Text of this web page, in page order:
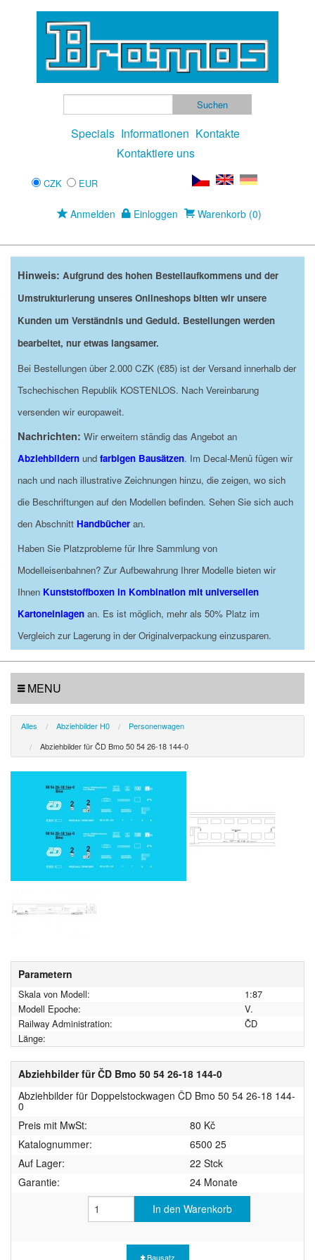
Specials Informationen Kontakte
Kontaktiere uns
CZK EUR
Anmelden Einloggen Warenkorb (0)
Hinweis: Aufgrund des hohen Bestellaufkommens und der
Umstrukturierung unseres Onlineshops bitten wir unsere
Kunden um Verständnis und Geduld. Bestellungen werden
bearbeitet, nur etwas langsamer.
Bei Bestellungen über 2.000 CZK (€85) ist der Versand innerhalb der
Tschechischen Republik KOSTENLOS. Nach Vereinbarung
versenden wir europaweit.
Nachrichten: Wir erweitern ständig das Angebot an
Abziehbildern und farbigen Bausätzen. Im Decal-Menü fügen wir
nach und nach illustrative Zeichnungen hinzu, die zeigen, wo sich
die Beschriftungen auf den Modellen befinden. Sehen Sie sich auch
den Abschnitt Handbücher an.
Haben Sie Platzprobleme für Ihre Sammlung von
Modelleisenbahnen? Zur Aufbewahrung Ihrer Modelle bieten wir
Ihnen Kunststoffboxen in Kombination mit universellen
Kartoneinlagen an. Es ist möglich, mehr als 50% Platz im
Vergleich zur Lagerung in der Originalverpackung einzusparen.
MENU
Alles Abziehbilder H0
Personenwagen
Abziehbilder für ČD Bmo 50 54 26-18 144-0
Parametern
Skala von Modell:
1:87
Modell Epoche:
V.
Railway Administration:
ČD
Länge:
Abziehbilder für ČD Bmo 50 54 26-18 144-0
Abziehbilder für Doppelstockwagen ČD Bmo 50 54 26-18 144-
0
Preis mit MwSt:
80 Kč
Katalognummer:
6500 25
Auf Lager:
22 Stck
Garantie:
24 Monate
In den Warenkorb
Bausatz